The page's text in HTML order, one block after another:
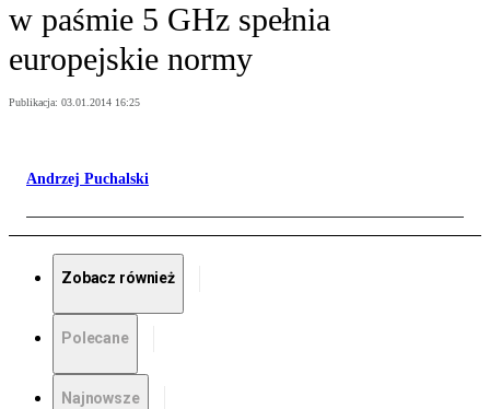
w paśmie 5 GHz spełnia
europejskie normy
Publikacja: 03.01.2014 16:25
Andrzej Puchalski
Zobacz również
Polecane
Najnowsze